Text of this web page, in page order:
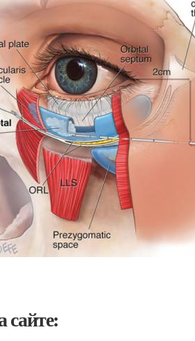
сайте: